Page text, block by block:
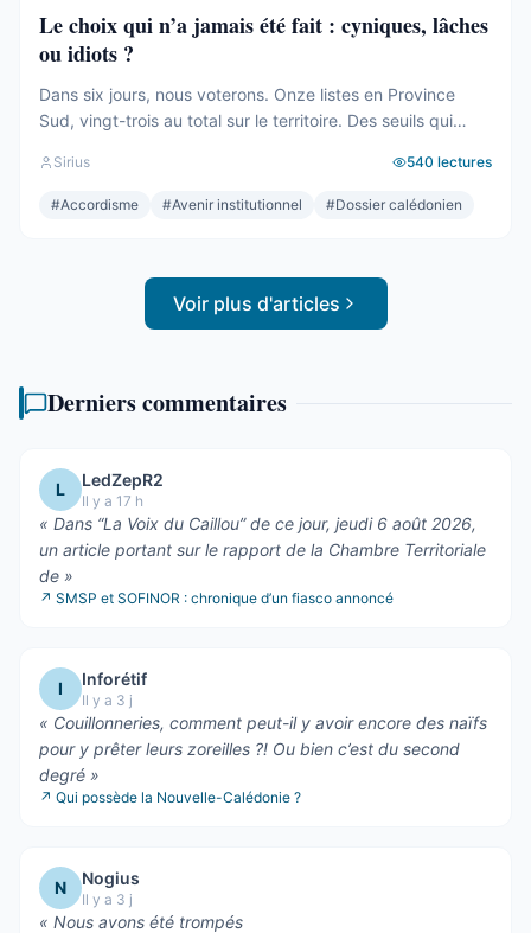
Le choix qui n’a jamais été fait : cyniques, lâches
ou idiots ?
Dans six jours, nous voterons. Onze listes en Province
Sud, vingt-trois au total sur le territoire. Des seuils qui
le soir même, dans les couloirs, loin des électeurs. Tout
cela compte. Tout cela a été décrit ici, semaine après
Sirius 540 lectures
#Accordisme #Avenir institutionnel #Dossier calédonien
Voir plus d'articles
Derniers commentaires
L LedZepR2
Il y a 17 h
« Dans “La Voix du Caillou” de ce jour, jeudi 6 août 2026,
un article portant sur le rapport de la Chambre Territoriale
de »
↗ SMSP et SOFINOR : chronique d’un fiasco annoncé
I Inforétif
Il y a 3 j
« Couillonneries, comment peut-il y avoir encore des naïfs
pour y prêter leurs zoreilles ?! Ou bien c’est du second
degré »
↗ Qui possède la Nouvelle-Calédonie ?
N Nogius
Il y a 3 j
« Nous avons été trompés